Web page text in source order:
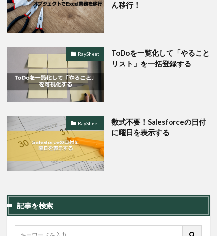
ん移行！
RaySheet
ToDoを一覧化して「やること
リスト」を一括登録する
RaySheet
数式不要！Salesforceの日付
に曜日を表示する
記事を検索